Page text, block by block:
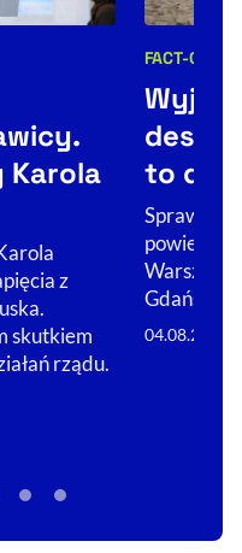
Karola
z
skutkiem
rządu.
Kategorie
FACT-
to
powietrza
Gdańsku i
04.08.2026